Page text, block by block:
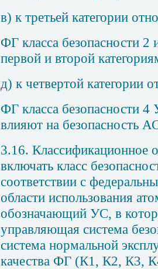
в) к третьей категории
ФГ класса безопасности
первой и второй
д) к четвертой категории
ФГ класса безопасности
влияют на безопасность
3.16.
включать класс
соответствии с
области использования
обозначающий УС, в
управляющая система
система нормальной
качества ФГ (К1, К2, К3,